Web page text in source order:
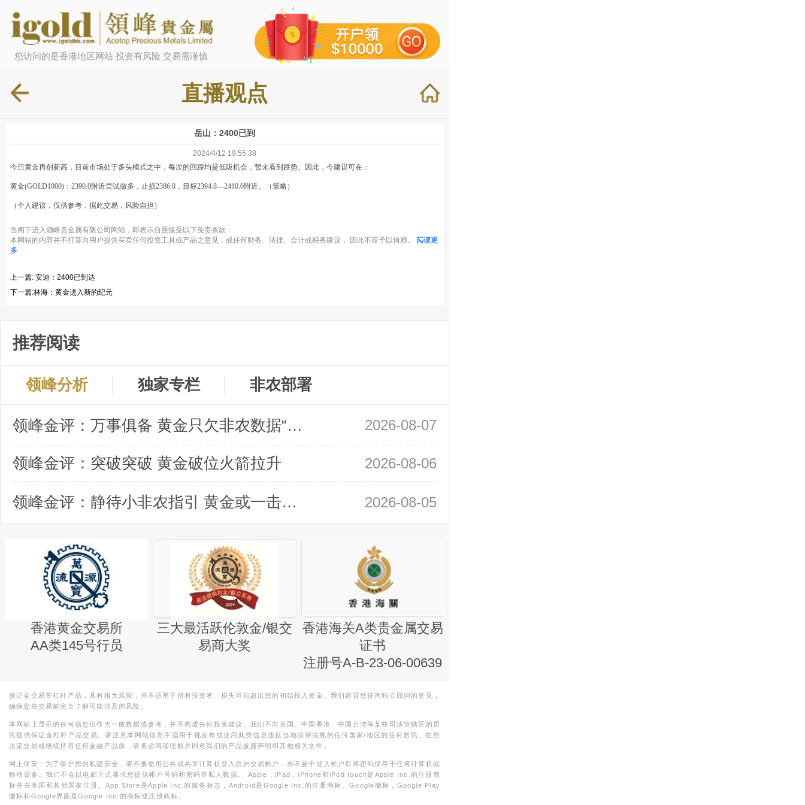
您访问的是香港地区网站 投资有风险 交易需谨慎
直播观点
岳山：2400已到
2024/4/12 19:55:38
今日黄金再创新高，目前市场处于多头模式之中，每次的回踩均是低吸机会，暂未看到跌势。因此，今建议可在：
黄金(GOLD1000)：2390.0附近尝试做多，止损2386.0，目标2394.8—2410.0附近。（策略）
（个人建议，仅供参考，据此交易，风险自担）
当阁下进入领峰贵金属有限公司网站，即表示自愿接受以下免责条款：
本网站的内容并不打算向用户提供买卖任何投资工具或产品之意见，或任何财务、法律、会计或税务建议， 因此不应予以倚赖。
阅读更
多
上一篇: 安迪：2400已到达
下一篇:​林海：黄金进入新的纪元
推荐阅读
领峰分析 独家专栏 非农部署
领峰金评：万事俱备 黄金只欠非农数据“东风” 2026-08-07
领峰金评：突破突破 黄金破位火箭拉升 2026-08-06
领峰金评：静待小非农指引 黄金或一击破局 2026-08-05
香港黄金交易所
AA类145号行员
三大最活跃伦敦金/银交
易商大奖
香港海关A类贵金属交易
证书
注册号A-B-23-06-00639
保证金交易等杠杆产品，具有很大风险，并不适用于所有投资者。损失可能超出您的初始投入资金。我们建议您征询独立顾问的意见，
确保您在交易前完全了解可能涉及的风险。
本网站上显示的任何信息仅作为一般数据或参考，并不构成任何投资建议。我们不向美国、中国香港、中国台湾等某些司法管辖区的居
民提供保证金杠杆产品交易。请注意本网站信息不适用于视发布或使用此类信息违反当地法律法规的任何国家/地区的任何居民。在您
决定交易或继续持有任何金融产品前，请务必阅读理解并同意我们的产品披露声明和其他相关文件。
网上保安：为了保护您的私隐安全，请不要使用公共或共享计算机登入您的交易帐户，亦不要于登入帐户后将密码保存于任何计算机或
移动设备。我们不会以电邮方式要求您提供帐户号码和密码等私人数据。 Apple，iPad，iPhone和iPod touch是Apple Inc.的注册商
标并在美国和其他国家注册。App Store是Apple Inc.的服务标志，Android是Google Inc.的注册商标。Google徽标，Google Play
徽标和Google界面是Google Inc.的商标或注册商标。